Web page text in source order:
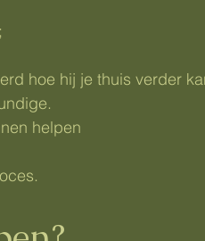
hoe hij je thuis verder
helpen